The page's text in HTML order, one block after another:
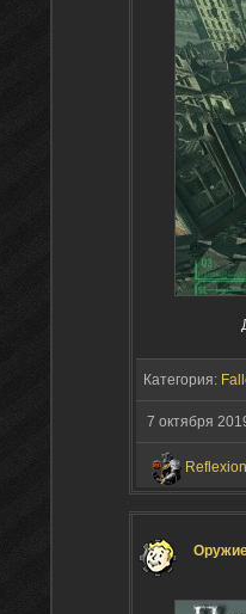
Категория:
7 октября
Reflexion